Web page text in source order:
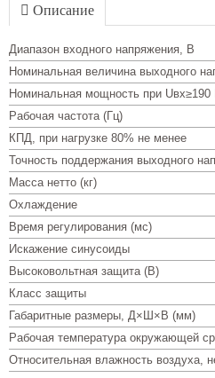
Описание
Диапазон входного напряжения, В
Номинальная величина выходного
Номинальная мощность при Uвх≥190
Рабочая частота (Гц)
КПД, при нагрузке 80% не менее
Точность поддержания выходного
Масса нетто (кг)
Охлаждение
Время регулирования (мс)
Искажение синусоиды
Высоковольтная защита (В)
Класс защиты
Габаритные размеры, Д×Ш×В (мм)
Рабочая температура окружающей
Относительная влажность воздуха,